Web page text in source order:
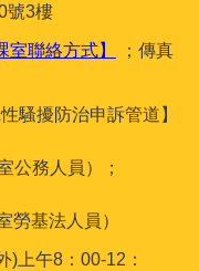
號3樓
室聯絡方式】
；傳真
騷擾防治申訴管道】
公務人員）；
勞基法人員）
)上午8：00-12：